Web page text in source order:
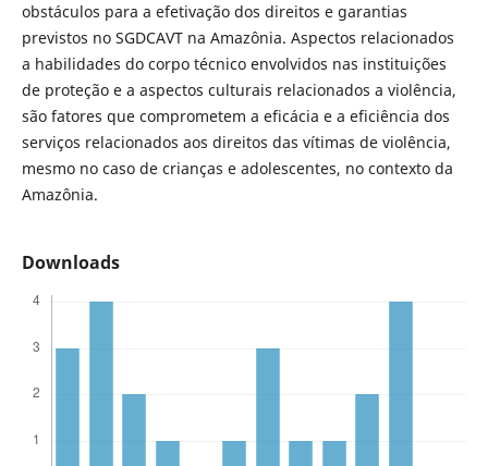
obstáculos para a efetivação dos direitos e garantias
previstos no SGDCAVT na Amazônia. Aspectos relacionados
a habilidades do corpo técnico envolvidos nas instituições
de proteção e a aspectos culturais relacionados a violência,
são fatores que comprometem a eficácia e a eficiência dos
serviços relacionados aos direitos das vítimas de violência,
mesmo no caso de crianças e adolescentes, no contexto da
Amazônia.
Downloads